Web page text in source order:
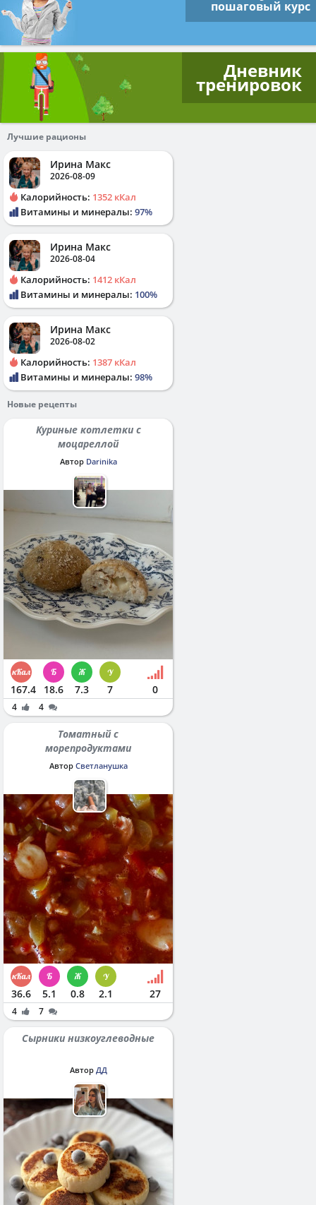
пошаговый курс
Дневник
тренировок
Лучшие рационы
Ирина Макс
2026-08-09
Калорийность: 1352 кКал
Витамины и минералы: 97%
Ирина Макс
2026-08-04
Калорийность: 1412 кКал
Витамины и минералы: 100%
Ирина Макс
2026-08-02
Калорийность: 1387 кКал
Витамины и минералы: 98%
Новые рецепты
Куриные котлетки с
моцареллой
Автор Darinika
167.4 18.6 7.3 7 0
4 4
Томатный с
морепродуктами
Автор Светланушка
36.6 5.1 0.8 2.1 27
4 7
Сырники низкоуглеводные
Автор ДД